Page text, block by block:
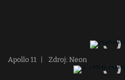
Apollo 11 Zdroj: Neon